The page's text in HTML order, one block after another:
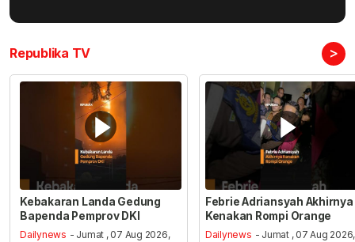
Republika TV >
Kebakaran Landa Gedung
Bapenda Pemprov DKI
Dailynews - Jumat , 07 Aug 2026,
Febrie Adriansyah Akhirnya
Kenakan Rompi Orange
Dailynews - Jumat , 07 Aug 2026,